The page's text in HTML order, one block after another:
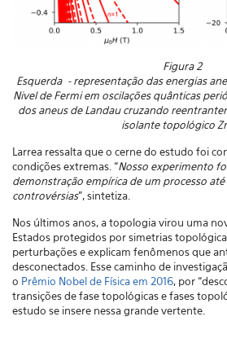
Figura 2
Esquerda - representação das energias
Nivel de Fermi em oscilações quânticas
dos aneus de Landau cruzando
isolante topológico
Larrea ressalta que o cerne do estudo foi
condições extremas. “Nosso experimento
demonstração empírica de um processo
controvérsias”, sintetiza.
Nos últimos anos, a topologia virou uma
Estados protegidos por simetrias
perturbações e explicam fenômenos que
desconectados. Esse caminho de
o Prêmio Nobel de Física em 2016, por
transições de fase topológicas e fases
estudo se insere nessa grande vertente.